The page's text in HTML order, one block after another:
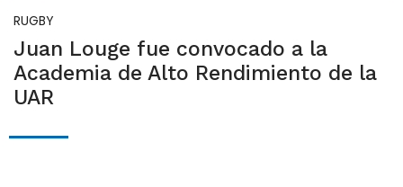
RUGBY
Juan Louge fue convocado a la
Academia de Alto Rendimiento de la
UAR